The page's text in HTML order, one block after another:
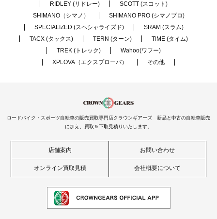
RIDLEY (リドレー)
SCOTT (スコット)
SHIMANO（シマノ）
SHIMANO PRO (シマノプロ)
SPECIALIZED (スペシャライズド)
SRAM (スラム)
TACX (タックス)
TERN (ターン)
TIME (タイム)
TREK (トレック)
Wahoo(ワフー)
XPLOVA（エクスプローバ）
その他
ロードバイク・スポーツ自転車の販売買取専門店クラウンギアーズ 新品と中古の自転車販売
に加え、買取＆下取見積りいたします。
店舗案内 お問い合わせ
オンライン買取見積 会社概要について